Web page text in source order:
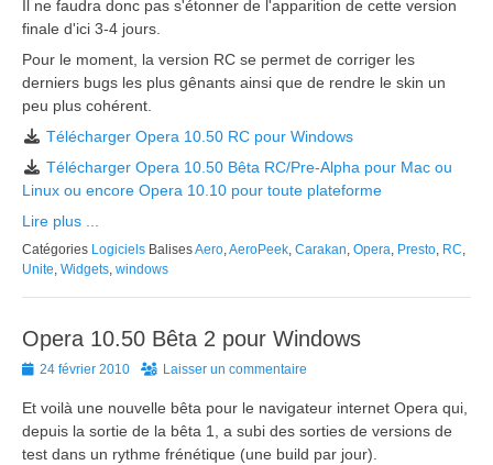
Il ne faudra donc pas s'étonner de l'apparition de cette version
finale d'ici 3-4 jours.
Pour le moment, la version RC se permet de corriger les
derniers bugs les plus gênants ainsi que de rendre le skin un
peu plus cohérent.
Télécharger Opera 10.50 RC pour Windows
Télécharger Opera 10.50 Bêta RC/Pre-Alpha pour Mac ou
Linux ou encore Opera 10.10 pour toute plateforme
Lire plus ...
Catégories Logiciels BalisesAero AeroPeek Carakan Opera Presto RC
Unite Widgets windows
Opera 10.50 Bêta 2 pour Windows
Posted
24 février 2010 Laisser un commentaire
Et voilà une nouvelle bêta pour le navigateur internet Opera qui,
depuis la sortie de la bêta 1, a subi des sorties de versions de
test dans un rythme frénétique (une build par jour).